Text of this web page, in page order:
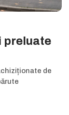
preluate
de